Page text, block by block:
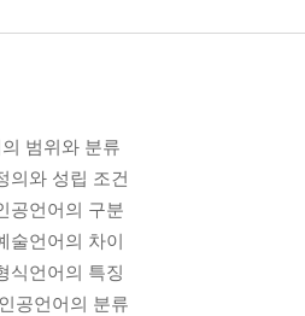
범위와 분류
의와 성립 조건
공언어의 구분
술언어의 차이
식언어의 특징
공언어의 분류